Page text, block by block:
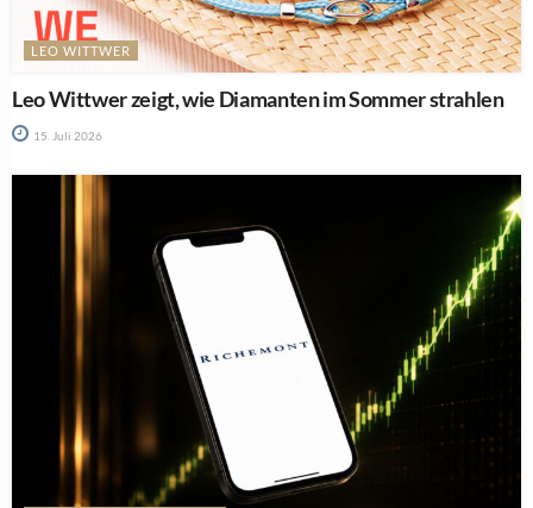
LEO WITTWER
Leo Wittwer zeigt, wie Diamanten im Sommer strahlen
15. Juli 2026